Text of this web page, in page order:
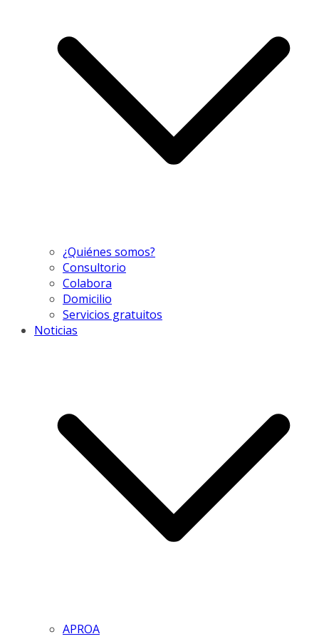
¿Quiénes somos?
Consultorio
Colabora
Domicilio
Servicios gratuitos
Noticias
APROA